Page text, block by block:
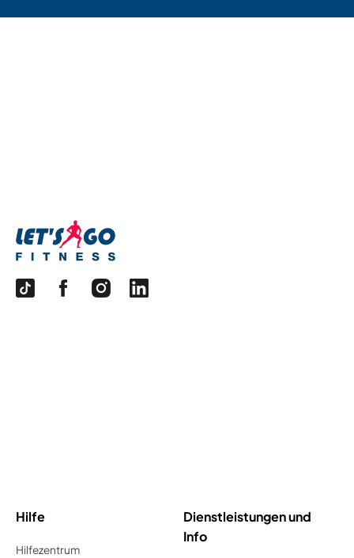
Hilfe
Hilfezentrum
Dienstleistungen und
Info